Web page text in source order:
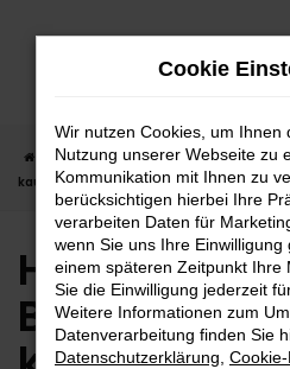
Zum
Startseite Balingen Hyundai
kaufen | Lieferservice nach Balingen
Hyundai
Balingen
Cookie
Wir nutzen Cookies, um Ihnen
Nutzung unserer Webseite zu
Kommunikation mit Ihnen zu
berücksichtigen hierbei Ihre
verarbeiten Daten für
wenn Sie uns Ihre Einwilligung
einem späteren Zeitpunkt Ihre
Sie die Einwilligung jederzeit
Weitere Informationen zum
Datenverarbeitung finden Sie
Datenschutzerklärung